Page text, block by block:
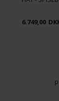
6.749,00